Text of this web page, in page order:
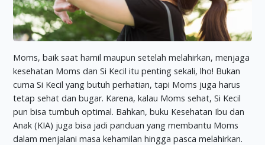
Moms, baik saat hamil maupun setelah melahirkan, menjaga
kesehatan Moms dan Si Kecil itu penting sekali, lho! Bukan
cuma Si Kecil yang butuh perhatian, tapi Moms juga harus
tetap sehat dan bugar. Karena, kalau Moms sehat, Si Kecil
pun bisa tumbuh optimal. Bahkan, buku Kesehatan Ibu dan
Anak (KIA) juga bisa jadi panduan yang membantu Moms
dalam menjalani masa kehamilan hingga pasca melahirkan.